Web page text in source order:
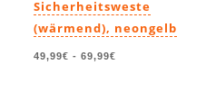
Sicherheitsweste
(wärmend), neongelb
49,99€ - 69,99€